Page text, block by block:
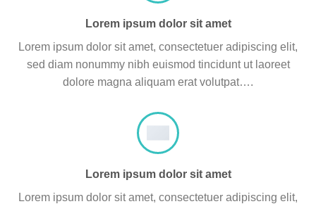
Lorem ipsum dolor sit amet
Lorem ipsum dolor sit amet, consectetuer adipiscing elit,
sed diam nonummy nibh euismod tincidunt ut laoreet
dolore magna aliquam erat volutpat….
Lorem ipsum dolor sit amet
Lorem ipsum dolor sit amet, consectetuer adipiscing elit,